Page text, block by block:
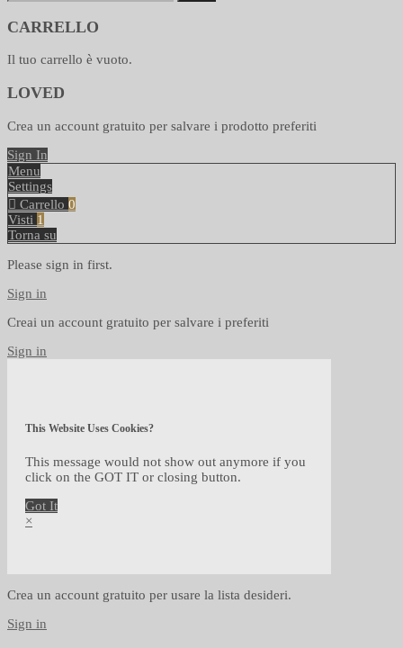
CARRELLO
Il tuo carrello è vuoto.
LOVED
Crea un account gratuito per salvare i prodotto preferiti
Sign In
Menu
Settings
Carrello 0
Visti 1
Torna su
Please sign in first.
Sign in
Creai un account gratuito per salvare i preferiti
Sign in
This Website Uses Cookies?
This message would not show out anymore if you
click on the GOT IT or closing button.
Got It
×
Crea un account gratuito per usare la lista desideri.
Sign in